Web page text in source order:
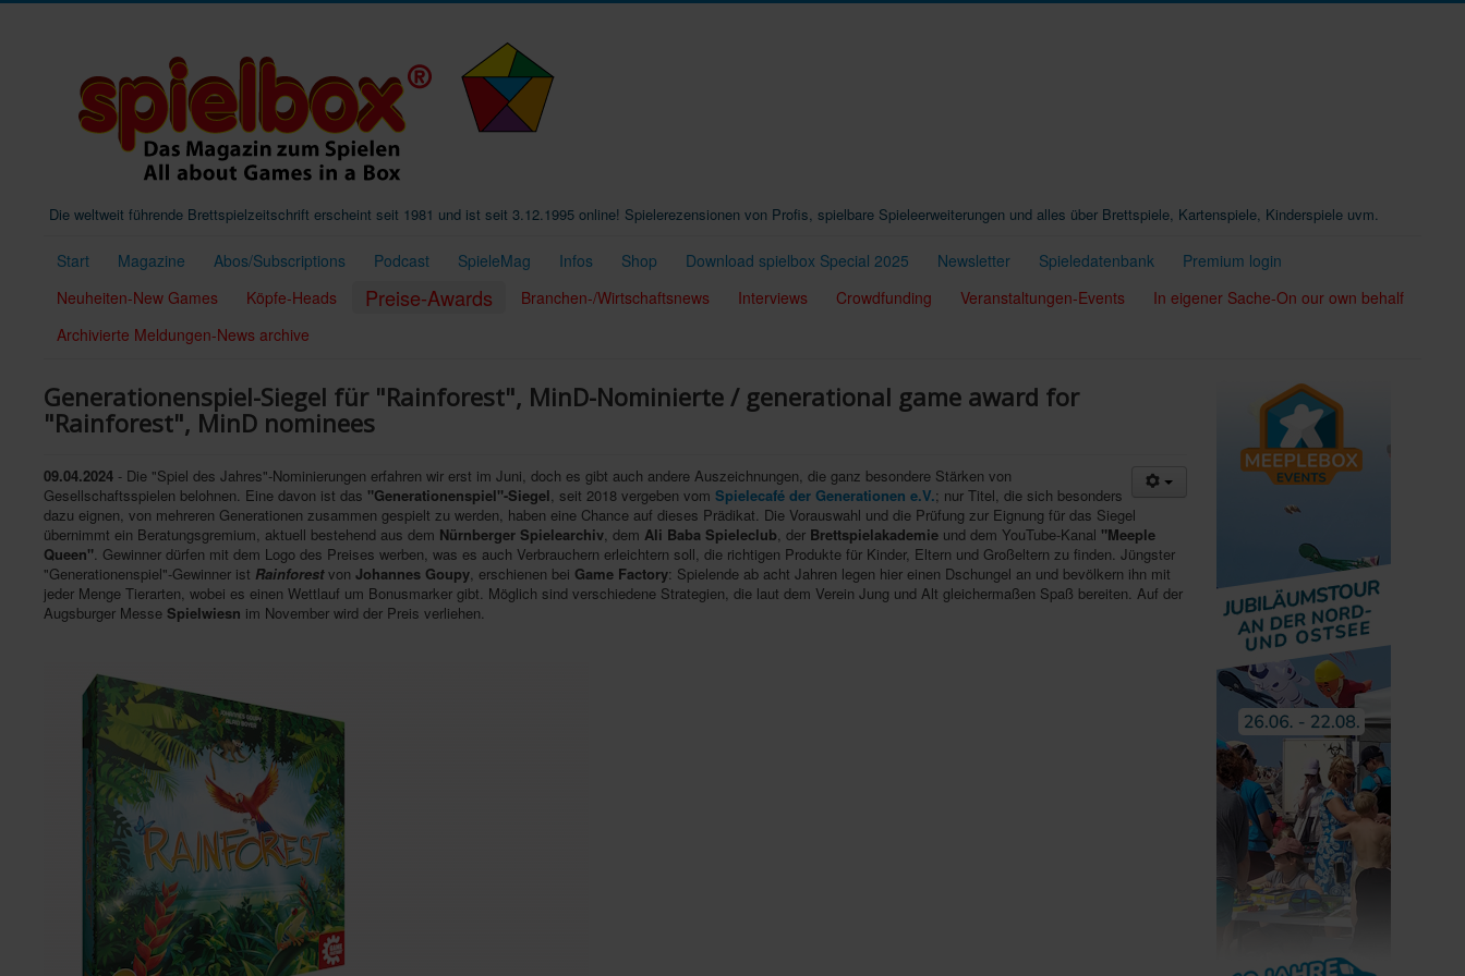
Die weltweit führende Brettspielzeitschrift erscheint seit 1981 und ist seit 3.12.1995 online! Spielerezensionen von Profis, spielbare Spieleerweiterungen und alles über Brettspiele, Kartenspiele, Kinderspiele uvm.
Start Magazine Abos/Subscriptions Podcast SpieleMag Infos Shop Download spielbox Special 2025 Newsletter Spieledatenbank
Premium login
Neuheiten-New Games
Köpfe-Heads Preise-Awards Branchen-/Wirtschaftsnews Interviews Crowdfunding Veranstaltungen-Events
In eigener Sache-On our own behalf
Archivierte Meldungen-News archive
Generationenspiel-Siegel für "Rainforest", MinD-Nominierte / generational game award for
"Rainforest", MinD nominees
09.04.2024 - Die "Spiel des Jahres"-Nominierungen erfahren wir erst im Juni, doch es gibt auch andere Auszeichnungen, die ganz besondere Stärken von
Gesellschaftsspielen belohnen. Eine davon ist das "Generationenspiel"-Siegel, seit 2018 vergeben vom Spielecafé der Generationen e.V.; nur Titel, die sich besonders
dazu eignen, von mehreren Generationen zusammen gespielt zu werden, haben eine Chance auf dieses Prädikat. Die Vorauswahl und die Prüfung zur Eignung für das Siegel
übernimmt ein Beratungsgremium, aktuell bestehend aus dem Nürnberger Spielearchiv, dem Ali Baba Spieleclub, der Brettspielakademie und dem YouTube-Kanal "Meeple
Queen". Gewinner dürfen mit dem Logo des Preises werben, was es auch Verbrauchern erleichtern soll, die richtigen Produkte für Kinder, Eltern und Großeltern zu finden. Jüngster
"Generationenspiel"-Gewinner ist Rainforest von Johannes Goupy, erschienen bei Game Factory: Spielende ab acht Jahren legen hier einen Dschungel an und bevölkern ihn mit
jeder Menge Tierarten, wobei es einen Wettlauf um Bonusmarker gibt. Möglich sind verschiedene Strategien, die laut dem Verein Jung und Alt gleichermaßen Spaß bereiten. Auf der
Augsburger Messe Spielwiesn im November wird der Preis verliehen.